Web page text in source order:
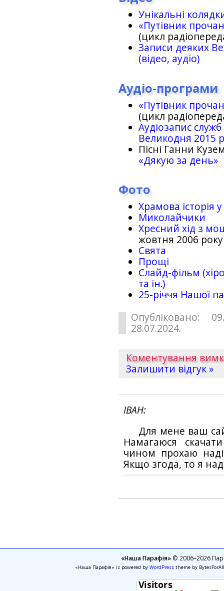
Унікальні
«Путівник
(цикл
Записи деяких
(відео, аудіо)
Аудіо-програми
«Путівник
(цикл
Аудіозапис
Великодня 2015
Пісні Ганни
«Дякую за день»
Фото
Храмова історія
Миколайчики
Хресний хід з
жовтня 2006 року
Свята
Прощі
Слайд-фільм
та ін.)
25-рiччя Нашої
Опубліковано:
28.07.2024.
Коментування
Залишити відгук »
ІВАН
Для мене ваш
Намагаюся
чином прохаю
Якщо згода, то я
«Наша Парафія»© 2006–2026
«Наша Парафія» is powered by WordPresstheme by